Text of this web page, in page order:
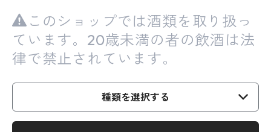
このショップでは酒類を取り扱っ
ています。20歳未満の者の飲酒は法
律で禁止されています。
種類を選択する